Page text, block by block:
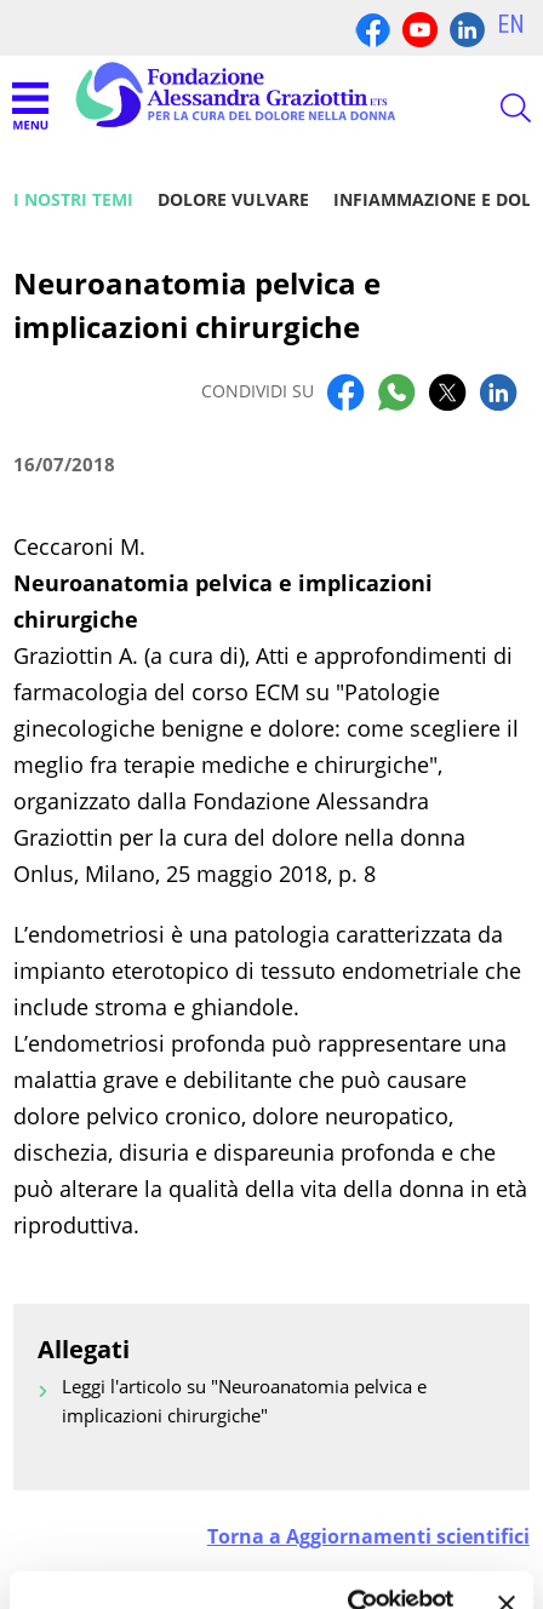
EN
I NOSTRI TEMI DOLORE VULVARE INFIAMMAZIONE E
Neuroanatomia pelvica e
implicazioni chirurgiche
CONDIVIDI SU
16/07/2018
Ceccaroni M.
Neuroanatomia pelvica e implicazioni
chirurgiche
Graziottin A. (a cura di), Atti e approfondimenti di
farmacologia del corso ECM su "Patologie
ginecologiche benigne e dolore: come scegliere il
meglio fra terapie mediche e chirurgiche",
organizzato dalla Fondazione Alessandra
Graziottin per la cura del dolore nella donna
Onlus, Milano, 25 maggio 2018, p. 8
L’endometriosi è una patologia caratterizzata da
impianto eterotopico di tessuto endometriale che
include stroma e ghiandole.
L’endometriosi profonda può rappresentare una
malattia grave e debilitante che può causare
dolore pelvico cronico, dolore neuropatico,
dischezia, disuria e dispareunia profonda e che
può alterare la qualità della vita della donna in età
riproduttiva.
Allegati
Leggi l'articolo su "Neuroanatomia pelvica e
implicazioni chirurgiche"
Torna a Aggiornamenti scientifici
STAMPA PDF